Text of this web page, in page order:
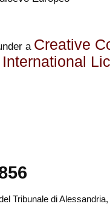
a Creative
Tribunale di